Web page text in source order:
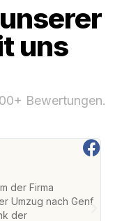
uns
Bewertungen.
der Firma
Umzug nach Genf
der